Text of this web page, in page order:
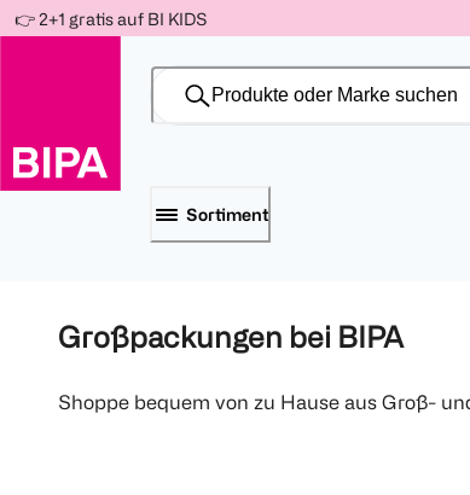
-10%
Für
150 Ös
-15%
Für
300 Ös
-20%
Für
500 Ös
Weiter
zum
👉 2+1 gratis auf BI KIDS
Sortiment
Großpackungen bei BIPA
Shoppe bequem von zu Hause aus Groß-